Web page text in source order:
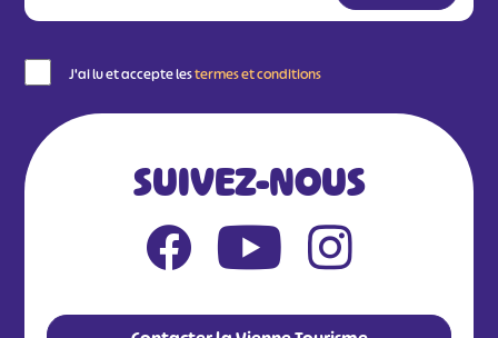
J'ai lu et accepte lestermes et conditions
SUIVEZ-NOUS